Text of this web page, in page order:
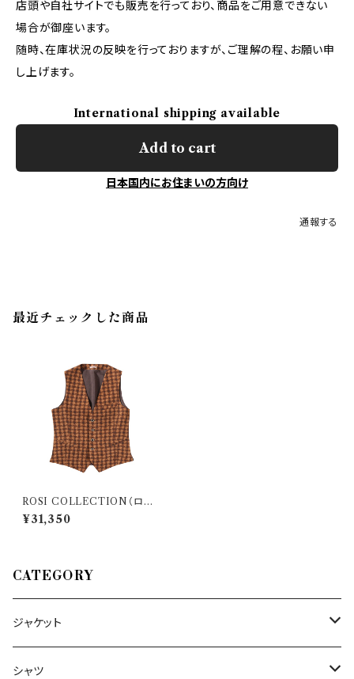
店頭や自社サイトでも販売を行っており、商品をご用意できない
場合が御座います。
随時、在庫状況の反映を行っておりますが、ご理解の程、お願い申
し上げます。
International shipping available
Add to cart
日本国内にお住まいの方向け
通報する
最近チェックした商品
ROSI COLLECTION（ロー
ジコレクション） ジレ BENNY
26700
¥31,350
CATEGORY
ジャケット
～44/S
シャツ